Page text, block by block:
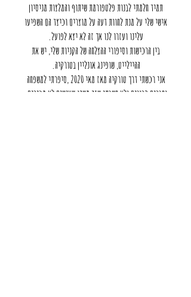
תמיד חלמתי לבנות פלטפורמת שיתוף והמלצות מניסיון
אישי שלי על מנת לחוות דעה על מוצרים וכיצד הם השפיעו
עלינו ועזרו לנו אך זה לא יצא לפועל.
בין הרכישות וסיפורי ההצלחה של הקניות שלי, יש את
ההיילייט, שופינג אונליין בטורקיה.
אני רכשתי דרך טורקיה מאז מאי 2020 ,סיפרתי למשפחה
וחברים קרובים ולא חשבתי שזה משהו שאנשים לא מכירים.